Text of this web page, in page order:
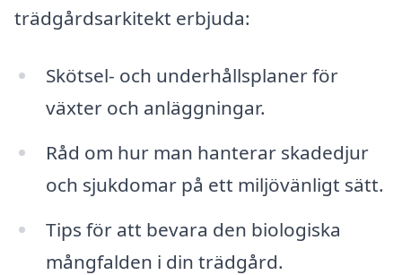
trädgårdsarkitekt erbjuda:
Skötsel- och underhållsplaner för
växter och anläggningar.
Råd om hur man hanterar skadedjur
och sjukdomar på ett miljövänligt sätt.
Tips för att bevara den biologiska
mångfalden i din trädgård.